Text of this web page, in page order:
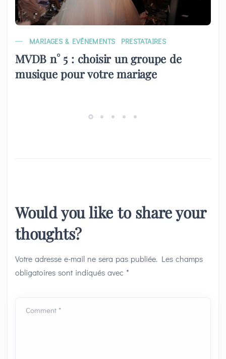
MARIAGES & EVÉNEMENTS PRESTATAIRES
MVDB n° 5 : choisir un groupe de
musique pour votre mariage
Would you like to share your
thoughts?
Votre adresse e-mail ne sera pas publiée. Les champs
obligatoires sont indiqués avec *
Comment *